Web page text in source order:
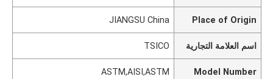
Place of Origin
JIANGSU China
اسم العلامة التجارية TSICO
Model Number
ASTM,AISI,ASTM